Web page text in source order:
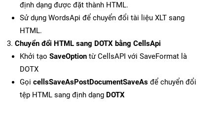
định dạng được đặt thành HTML.
Sử dụng WordsApi để chuyển đổi tài liệu XLT sang
HTML.
Chuyển đổi HTML sang DOTX bằng CellsApi
Khởi tạo SaveOption từ CellsAPI với SaveFormat là
DOTX
Gọi cellsSaveAsPostDocumentSaveAs để chuyển đổi
tệp HTML sang định dạng DOTX